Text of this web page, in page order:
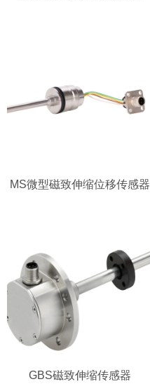
MS微型磁致伸缩位移传感器
GBS磁致伸缩传感器